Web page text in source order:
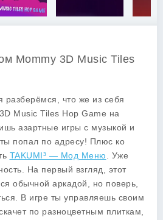
Mommy 3D Music Tiles
разберёмся, что же из себя
Music Tiles Hop Game на
азартные игры с музыкой и
попал по адресу! Плюс ко
TAKUMI³ — Мод Меню . Уже
На первый взгляд, этот
обычной аркадой, но поверь,
В игре ты управляешь своим
по разноцветным плиткам,